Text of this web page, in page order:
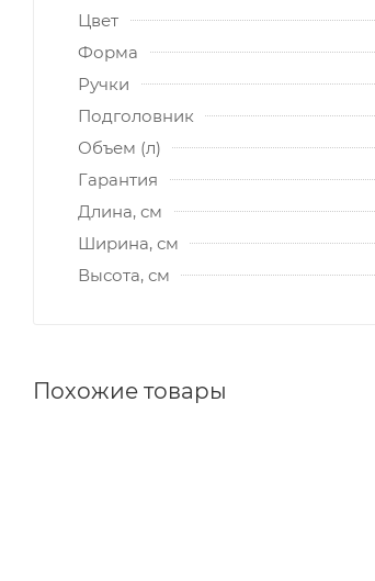
Цвет
Форма
Ручки
Подголовник
Объем (л)
Гарантия
Длина, см
Ширина, см
Высота, см
Похожие товары